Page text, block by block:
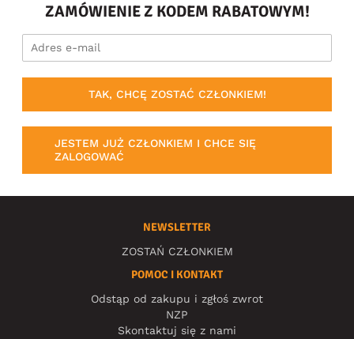
ZAMÓWIENIE Z KODEM RABATOWYM!
TAK, CHCĘ ZOSTAĆ CZŁONKIEM!
JESTEM JUŻ CZŁONKIEM I CHCE SIĘ
ZALOGOWAĆ
NEWSLETTER
ZOSTAŃ CZŁONKIEM
POMOC I KONTAKT
Odstąp od zakupu i zgłoś zwrot
NZP
Skontaktuj się z nami